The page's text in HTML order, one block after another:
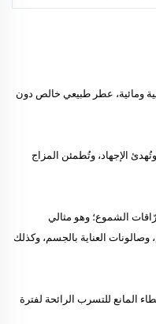
وخشبية ومائية، عطر طبيعي خالص دون
الإجهاد، وتُطمئن المزاج
الشموع؛ وهو مثالي
وصالونات العناية بالجسم، وكذلك
المانع للتسرب الرائحة لفترة